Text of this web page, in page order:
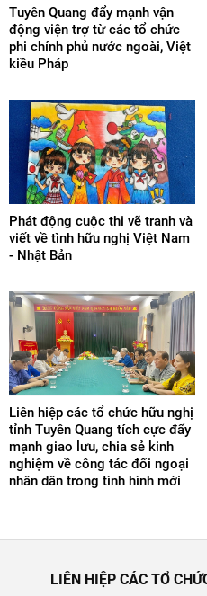
Tuyên Quang đẩy mạnh vận
động viện trợ từ các tổ chức
phi chính phủ nước ngoài, Việt
kiều Pháp
Phát động cuộc thi vẽ tranh và
viết về tình hữu nghị Việt Nam
- Nhật Bản
Liên hiệp các tổ chức hữu nghị
tỉnh Tuyên Quang tích cực đẩy
mạnh giao lưu, chia sẻ kinh
nghiệm về công tác đối ngoại
nhân dân trong tình hình mới
LIÊN HIỆP CÁC TỔ